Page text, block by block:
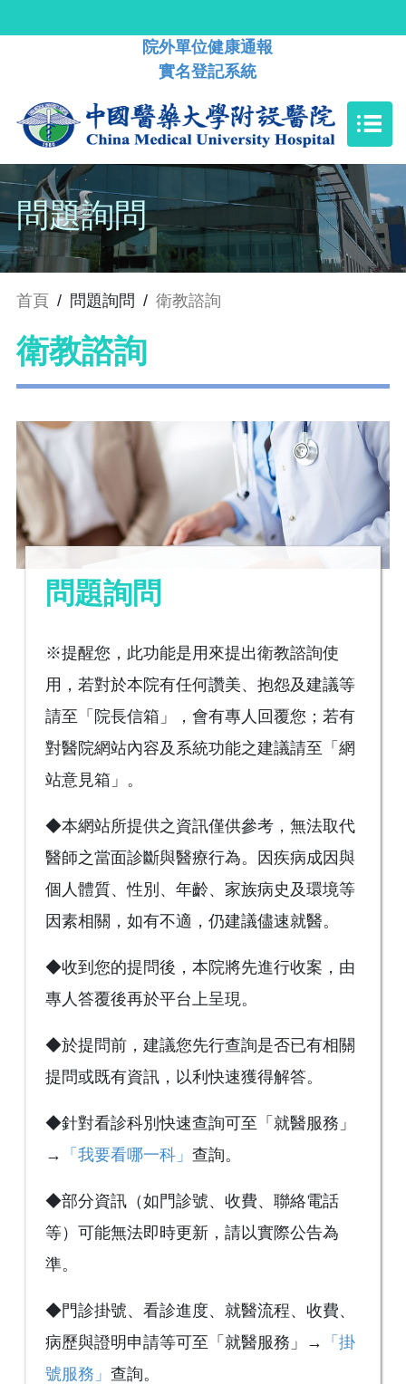
院外單位健康通報
實名登記系統
問題詢問
首頁 / 問題詢問 / 衛教諮詢
衛教諮詢
問題詢問
※提醒您，此功能是用來提出衛教諮詢使
用，若對於本院有任何讚美、抱怨及建議等
請至「院長信箱」，會有專人回覆您；若有
對醫院網站內容及系統功能之建議請至「網
站意見箱」。
◆本網站所提供之資訊僅供參考，無法取代
醫師之當面診斷與醫療行為。因疾病成因與
個人體質、性別、年齡、家族病史及環境等
因素相關，如有不適，仍建議儘速就醫。
◆收到您的提問後，本院將先進行收案，由
專人答覆後再於平台上呈現。
◆於提問前，建議您先行查詢是否已有相關
提問或既有資訊，以利快速獲得解答。
◆針對看診科別快速查詢可至「就醫服務」
→
「我要看哪一科」 查詢。
◆部分資訊（如門診號、收費、聯絡電話
等）可能無法即時更新，請以實際公告為
準。
◆門診掛號、看診進度、就醫流程、收費、
病歷與證明申請等可至「就醫服務」→
「掛
號服務」 查詢。